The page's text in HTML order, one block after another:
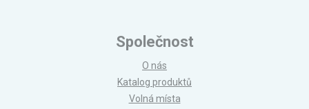
Společnost
O nás
Katalog produktů
Volná místa